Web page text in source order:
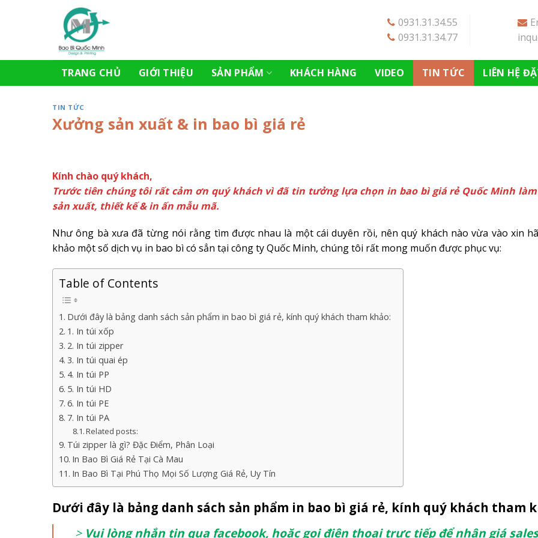
0931.31.34.55
0931.31.34.77
TRANG CHỦ GIỚI THIỆU SẢN PHẨM KHÁCH HÀNG VIDEO TIN TỨC LIÊN HỆ
TIN TỨC
Xưởng sản xuất & in bao bì giá rẻ
Kính chào quý khách,
Trước tiên chúng tôi rất cảm ơn quý khách vì đã tin tưởng lựa chọn in bao bì giá rẻ Quốc Minh
sản xuất, thiết kế & in ấn mẫu mã.
Như ông bà xưa đã từng nói rằng tìm được nhau là một cái duyên rồi, nên quý khách nào vừa vào xin
khảo một số dịch vụ in bao bì có sẳn tại công ty Quốc Minh, chúng tôi rất mong muốn được phục vụ:
Table of Contents
Dưới đây là bảng danh sách sản phẩm in bao bì giá rẻ, kính quý khách tham khảo:
1. In túi xốp
2. In túi zipper
3. In túi quai ép
4. In túi PP
5. In túi HD
6. In túi PE
7. In túi PA
Related posts:
Túi zipper là gì? Đặc Điểm, Phân Loại
In Bao Bì Giá Rẻ Tại Cà Mau
In Bao Bì Tại Phú Thọ Mọi Số Lượng Giá Rẻ, Uy Tín
Dưới đây là bảng danh sách sản phẩm in bao bì giá rẻ, kính quý khách tham
> Vui lòng nhắn tin qua facebook, hoặc gọi điện thoại trực tiếp để nhận giá sales